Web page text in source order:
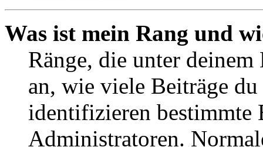
Was ist mein Rang und
Ränge, die unter deinem
an, wie viele Beiträge
identifizieren bestimmte
Administratoren.